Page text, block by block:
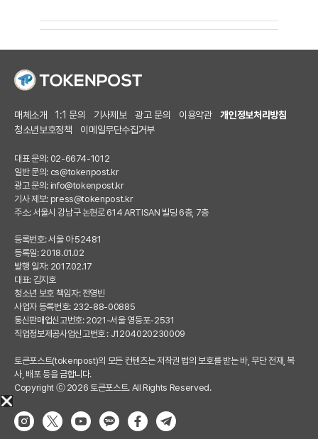
매체소개 1:1 문의 기사제보 광고 문의 이용약관
개인정보처리방침
청소년보호정책
이메일무단수집거부
대표 문의: 02-6674-1012
일반 문의: cs@tokenpost.kr
광고 문의: info@tokenpost.kr
기사 제보: press@tokenpost.kr
주소: 서울시 강남구 논현로 614 ARTISAN 빌딩 6층, 7층
등록번호: 서울 아 52481
등록일: 2018.01.02
발행 일자: 2017.02.17
대표: 김지호
청소년 보호 책임자: 전영빈
사업자 등록번호: 232-88-00885
통신판매업신고번호: 2021-서울 영등포-2531
직업정보제공사업신고번호 : J1204020230009
토큰포스트(tokenpost)의 모든 컨텐츠는 저작권 법의 보호를 받는 바, 무단 전재, 복
사, 배포 등을 금합니다.
Copyright ⓒ 2026 토큰포스트. All Rights Reserved.